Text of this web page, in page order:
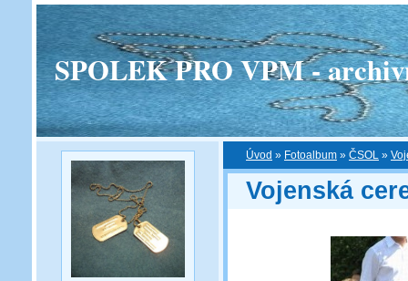
SPOLEK PRO VPM -
Úvod » Fotoalbum » ČSOL »
Vojenská